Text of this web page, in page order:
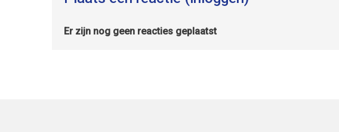
Er zijn nog geen reacties geplaatst